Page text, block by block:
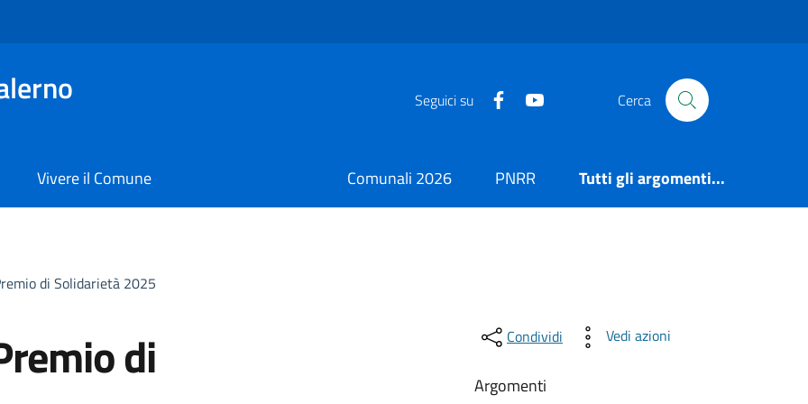
Seguici su https://it-it.facebook.com/ComuneSalerno
https://www.youtube.com/user/
Cerca
Vivere il Comune Comunali 2026 PNRR Tutti gli argomenti...
di Solidarietà 2025
di
Condividi Vedi azioni
Argomenti